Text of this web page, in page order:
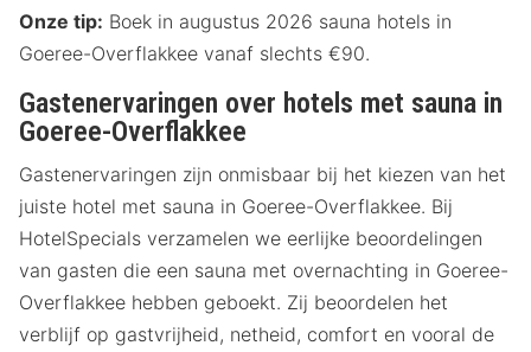
Onze tip: Boek in augustus 2026 sauna hotels in
Goeree-Overflakkee vanaf slechts €90.
Gastenervaringen over hotels met sauna in
Goeree-Overflakkee
Gastenervaringen zijn onmisbaar bij het kiezen van het
juiste hotel met sauna in Goeree-Overflakkee. Bij
HotelSpecials verzamelen we eerlijke beoordelingen
van gasten die een sauna met overnachting in Goeree-
Overflakkee hebben geboekt. Zij beoordelen het
verblijf op gastvrijheid, netheid, comfort en vooral de